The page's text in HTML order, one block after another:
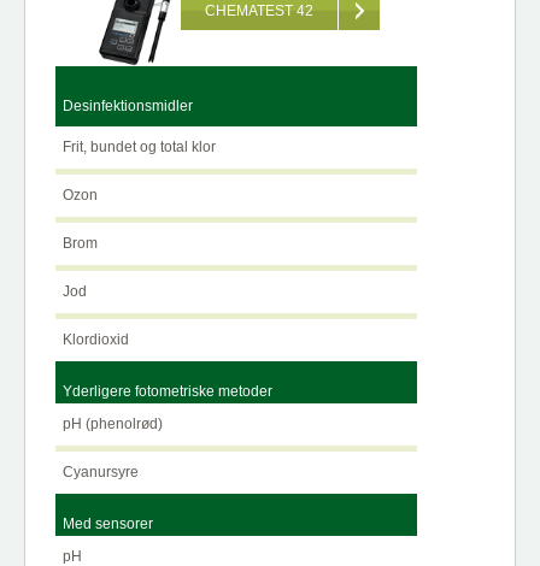
CHEMATEST 42
Desinfektionsmidler
Frit, bundet og total klor
Ozon
Brom
Jod
Klordioxid
Yderligere fotometriske metoder
pH (phenolrød)
Cyanursyre
Med sensorer
pH